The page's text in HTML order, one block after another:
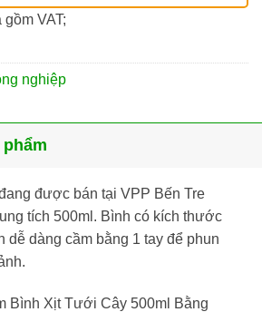
VAT;
nghiệp
được bán tại VPP Bến Tre
tích 500ml. Bình có kích thước
dễ dàng cầm bằng 1 tay để phun
Bình Xịt Tưới Cây 500ml Bằng